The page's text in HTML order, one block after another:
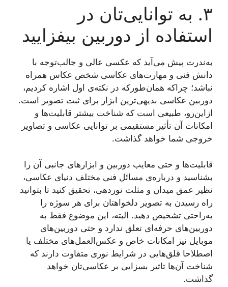
۳. به توانایی‌تان در
استفاده از دوربین بیفزایید
به‌ندرت پیش می‌آید که عکسی عالی و جالب‌توجه با
دانش فنی و مهارت‌های عکاسی شخص عکاس همراه
نباشد؛ چراکه همان‌طورکه در نکته‌ی اول اشاره کردیم،
دوربین عکاسی بدیهی‌ترین ابزار برای ثبت تصویر است.
ازاین‌رو، طبیعی‌ است که شناخت بیشتر قابلیت‌ها و
امکانات آن تأثیر مستقیمی بر توانایی عکاسی و تصاویر
خروجی شما خواهد گذاشت.
قابلیت‌ها و حتی معایب دوربین و ابزارهای جانبی آن را
بشناسید و درباره‌ی مسائل فنی مختلف دنیای عکاسی،
نظیر عمق میدان و مثلث نوردهی، تحقیق کنید تا بتوانید
راه رسیدن به تصویر دلخواهتان برای هر سوژه را
به‌راحتی تشخیص دهید. البته، این موضوع فقط به
دوربین‌های حرفه‌ای تعلق ندارد و حتی دوربین‌های
موبایل نیز امکانات خاص و عکس‌العمل‌های مختلف یا
اصطلاحا قلق‌هایی در شرایط نوری متفاوت دارند که
شناخت آن‌ها تاثیر بسزایی بر عکاسی‌تان خواهد
گذاشت.